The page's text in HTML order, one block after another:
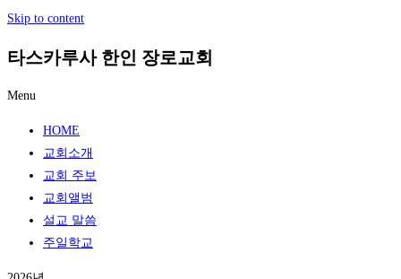
Skip to content
타스카루사 한인 장로교회
Menu
HOME
교회소개
교회 주보
교회앨범
설교 말씀
주일학교